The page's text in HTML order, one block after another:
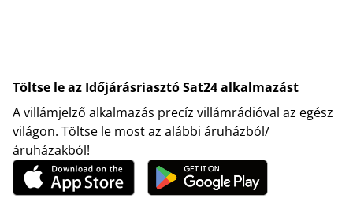
Töltse le az Időjárásriasztó Sat24 alkalmazást
A villámjelző alkalmazás precíz villámrádióval az egész
világon. Töltse le most az alábbi áruházból/
áruházakból!